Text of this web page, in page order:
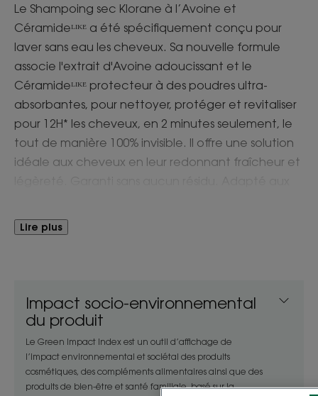
Le Shampoing sec Klorane à l’Avoine et
Céramideᴸᴵᴷᴱ a été spécifiquement conçu pour
laver sans eau les cheveux. Sa nouvelle formule
associe l'extrait d'Avoine adoucissant et le
Céramideᴸᴵᴷᴱ protecteur à des poudres ultra-
absorbantes, pour nettoyer, protéger et revitaliser
pour 12H* les cheveux, en 2 minutes seulement, le
tout de manière 100% invisible. Il offre une solution
idéale aux cheveux en leur redonnant fraîcheur et
Un shampoing sec idéal pour
les matins où on n'a pas le
temps ! En 2 minutes, les
Lire plus
Impact socio-environnemental
du produit
Le Green Impact Index est un outil d’affichage de
l’impact environnemental et sociétal des produits
cosmétiques, des compléments alimentaires ainsi que des
produits de bien-être et santé familiale, basé sur la